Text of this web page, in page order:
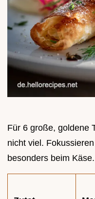
Für 6 große, goldene
nicht viel.
besonders beim Käse.